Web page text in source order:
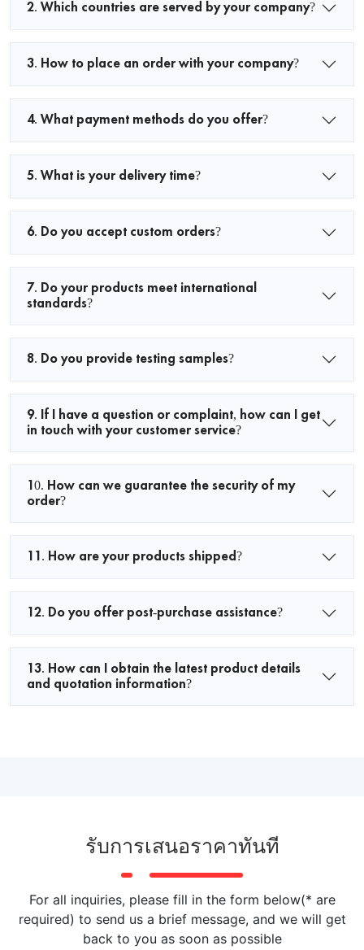
2. Which countries are served by your company?
3. How to place an order with your company?
4. What payment methods do you offer?
5. What is your delivery time?
6. Do you accept custom orders?
7. Do your products meet international
standards?
8. Do you provide testing samples?
9. If I have a question or complaint, how can I get
in touch with your customer service?
10. How can we guarantee the security of my
order?
11. How are your products shipped?
12. Do you offer post-purchase assistance?
13. How can I obtain the latest product details
and quotation information?
รับการเสนอราคาทันที
For all inquiries, please fill in the form below(* are
required) to send us a brief message, and we will get
back to you as soon as possible